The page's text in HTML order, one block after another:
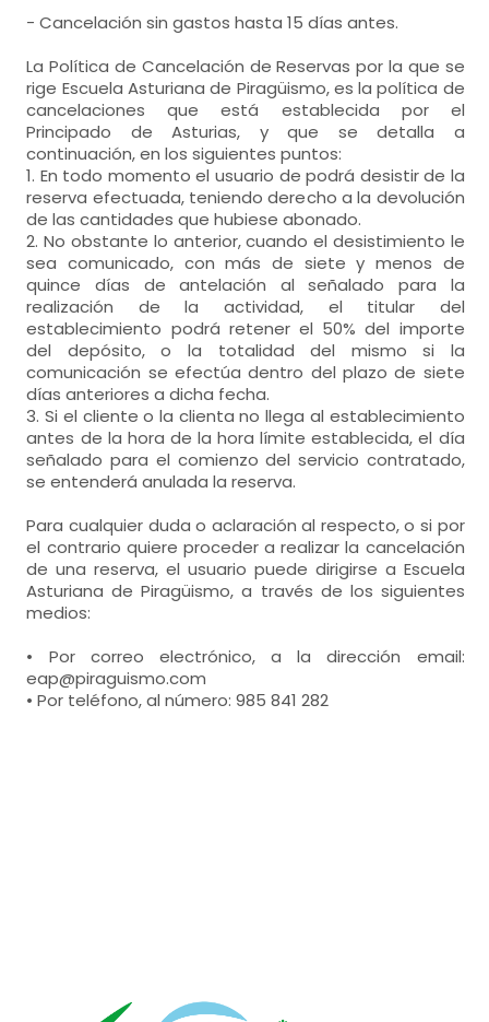
- Cancelación sin gastos hasta 15 días antes.
La Política de Cancelación de Reservas por la que se
rige Escuela Asturiana de Piragüismo, es la política de
cancelaciones que está establecida por el
Principado de Asturias, y que se detalla a
continuación, en los siguientes puntos:
1. En todo momento el usuario de podrá desistir de la
reserva efectuada, teniendo derecho a la devolución
de las cantidades que hubiese abonado.
2. No obstante lo anterior, cuando el desistimiento le
sea comunicado, con más de siete y menos de
quince días de antelación al señalado para la
realización de la actividad, el titular del
establecimiento podrá retener el 50% del importe
del depósito, o la totalidad del mismo si la
comunicación se efectúa dentro del plazo de siete
días anteriores a dicha fecha.
3. Si el cliente o la clienta no llega al establecimiento
antes de la hora de la hora límite establecida, el día
señalado para el comienzo del servicio contratado,
se entenderá anulada la reserva.
Para cualquier duda o aclaración al respecto, o si por
el contrario quiere proceder a realizar la cancelación
de una reserva, el usuario puede dirigirse a Escuela
Asturiana de Piragüismo, a través de los siguientes
medios:
• Por correo electrónico, a la dirección email:
eap@piraguismo.com
• Por teléfono, al número: 985 841 282